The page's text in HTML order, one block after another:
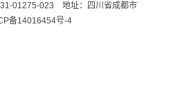
01275-023 地址：四川省成都市
备14016454号-4